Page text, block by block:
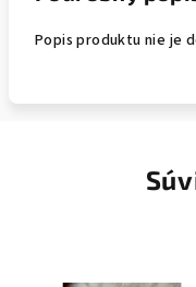
Popis produktu nie je